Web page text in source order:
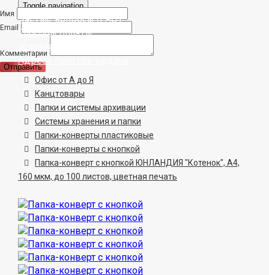
Toggle navigation
Частые вопросы (FAQ)
Способы оплаты
Условия доставки
Адреса пунктов выдачи
Имя
Email
Комментарий
Отправить
Офис от А до Я
Канцтовары
Папки и системы архивации
Системы хранения и папки
Папки-конверты пластиковые
Папки-конверты с кнопкой
Папка-конверт с кнопкой ЮНЛАНДИЯ "Котенок", А4,
160 мкм, до 100 листов, цветная печать